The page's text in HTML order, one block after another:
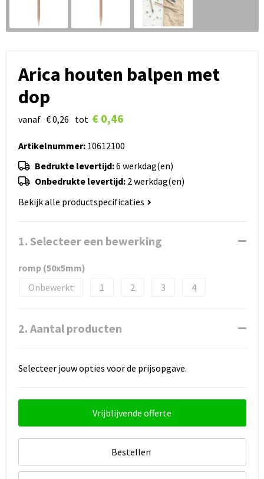
Arica houten balpen met
dop
vanaf € 0,26 tot € 0,46
Artikelnummer:10612100
Bedrukte levertijd:6 werkdag(en)
Onbedrukte levertijd: 2 werkdag(en)
Bekijk alle productspecificaties
1. Selecteer een bewerking
romp (50x5mm)
Onbewerkt
1 2 3 4
2. Aantal producten
Selecteer jouw opties voor de prijsopgave.
Vrijblijvende offerte
Bestellen